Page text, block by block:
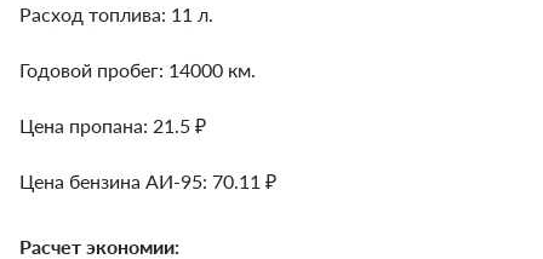
Расход топлива: 11 л.
Годовой пробег: 14000 км.
Цена пропана: 21.5 ₽
Цена бензина АИ-95: 70.11 ₽
Расчет экономии: